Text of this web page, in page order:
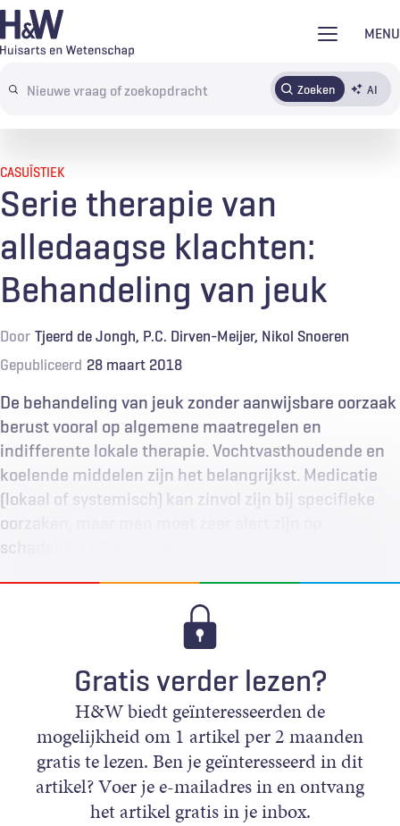
Overslaan
en
de
MENU
Search
terms
Zoeken AI
AbonnerenTijdschrift Inloggen
CASUÏSTIEK
Serie therapie van
alledaagse klachten:
Behandeling van jeuk
Door Tjeerd de Jongh P.C. Dirven-Meijer Nikol Snoeren
Gepubliceerd 28 maart 2018
De behandeling van jeuk zonder aanwijsbare oorzaak
berust vooral op algemene maatregelen en
indifferente lokale therapie. Vochtvasthoudende en
koelende middelen zijn het belangrijkst. Medicatie
(lokaal of systemisch) kan zinvol zijn bij specifieke
oorzaken, maar men moet zeer alert zijn op
schadelijke bijeffecten.
Gratis verder lezen?
H&W biedt geïnteresseerden de
mogelijkheid om 1 artikel per 2 maanden
gratis te lezen. Ben je geïnteresseerd in dit
artikel? Voer je e-mailadres in en ontvang
het artikel gratis in je inbox.